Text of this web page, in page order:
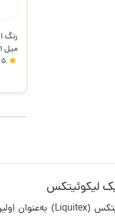
لیکوئیتکس